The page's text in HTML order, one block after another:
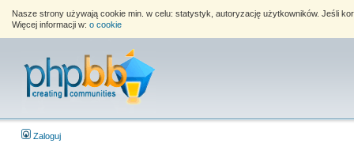
Nasze strony używają cookie min. w celu: statystyk, autoryzację użytkowników. Jeśli
Więcej informacji w: o cookie
Zaloguj